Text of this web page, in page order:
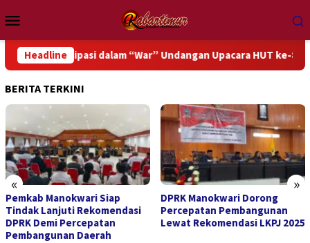
ke
kontenMobile
Headlinedalam “War” Undangan Upacara HUT ke-81
BERITA TERKINI
« »
Pemkab Manokwari Siap
Tindak Lanjuti Rekomendasi
DPRK Demi Percepatan
Pembangunan Daerah
DPRK Manokwari Dorong
Percepatan Pembangunan
Lewat Rekomendasi LKPJ 2025